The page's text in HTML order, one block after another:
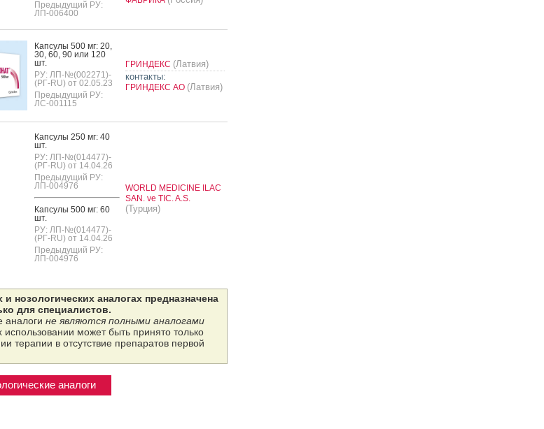
Предыдущий РУ:
ЛП-006400
Кап­су­лы 500 мг: 20,
30, 60, 90 или 120
шт.
РУ: ЛП-№(002271)-
(РГ-RU) от 02.05.23
Предыдущий РУ:
ЛС-001115
ГРИНДЕКС (Латвия)
контакты:
ГРИНДЕКС АО (Латвия)
Кап­су­лы 250 мг: 40
шт.
РУ: ЛП-№(014477)-
(РГ-RU) от 14.04.26
Предыдущий РУ:
ЛП-004976
Кап­су­лы 500 мг: 60
шт.
РУ: ЛП-№(014477)-
(РГ-RU) от 14.04.26
Предыдущий РУ:
ЛП-004976
WORLD MEDICINE ILAC
SAN. ve TIC. A.S.
(Турция)
нозологических аналогах предназначена
для специалистов.
аналоги не являются полными аналогами
может быть принято только
терапии в отсутствие препаратов первой
аналоги